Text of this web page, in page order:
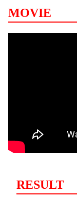
MOVIE
RESULT